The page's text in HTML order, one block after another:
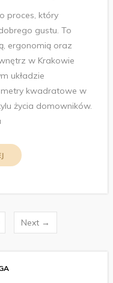
proces, który
gustu. To
ergonomią oraz
w Krakowie
układzie
kwadratowe w
życia domowników.
Next →